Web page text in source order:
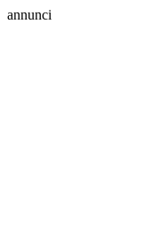
annunci